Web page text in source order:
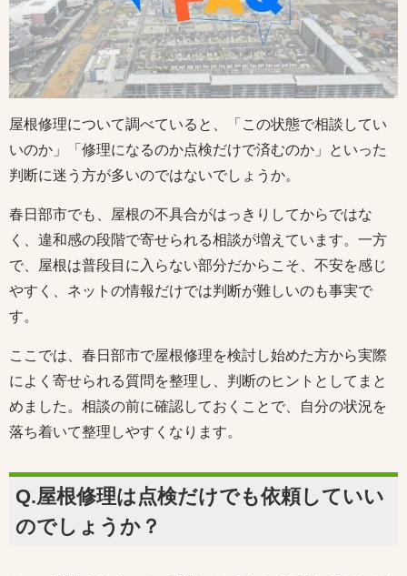
屋根修理について調べていると、「この状態で相談してい
いのか」「修理になるのか点検だけで済むのか」といった
判断に迷う方が多いのではないでしょうか。
春日部市でも、屋根の不具合がはっきりしてからではな
く、違和感の段階で寄せられる相談が増えています。一方
で、屋根は普段目に入らない部分だからこそ、不安を感じ
やすく、ネットの情報だけでは判断が難しいのも事実で
す。
ここでは、春日部市で屋根修理を検討し始めた方から実際
によく寄せられる質問を整理し、判断のヒントとしてまと
めました。相談の前に確認しておくことで、自分の状況を
落ち着いて整理しやすくなります。
Q.屋根修理は点検だけでも依頼していい
のでしょうか？